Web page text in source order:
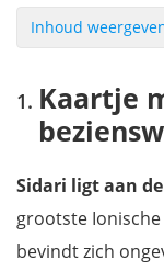
Inhoud
Canal d'Amour
Ontspannen op
Sidari Beach
Cape Drastis
Kaartje
Sidari ligt aan
grootste
bevindt zich